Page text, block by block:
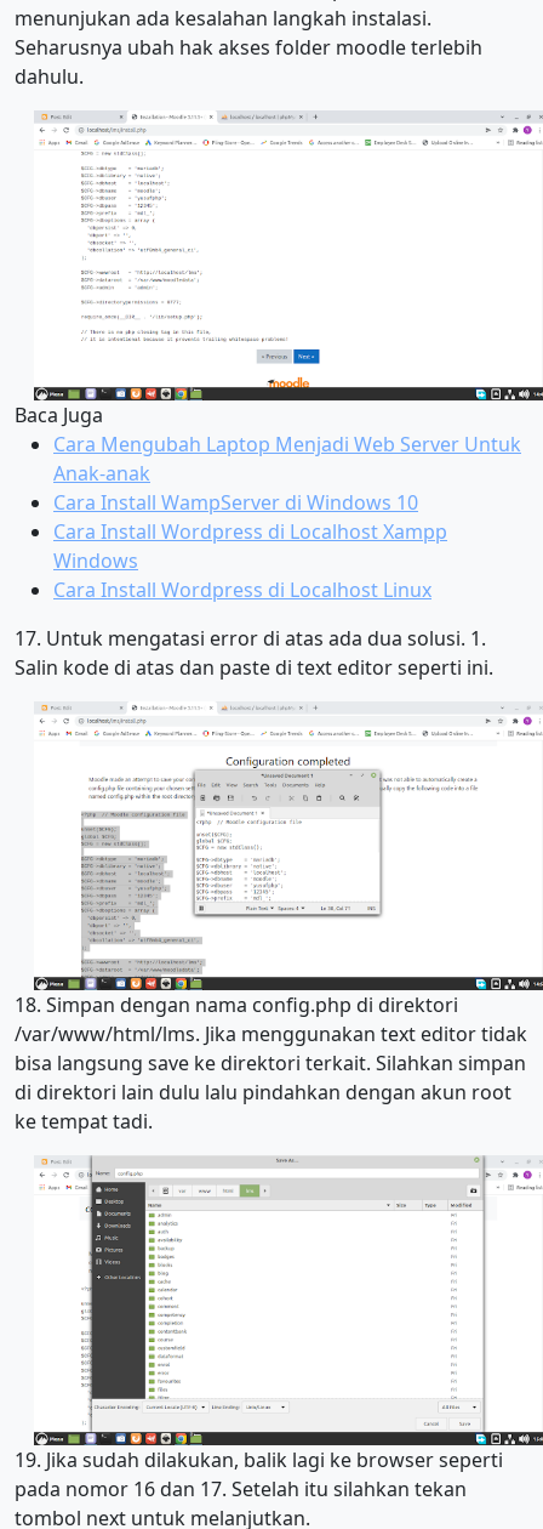
menunjukan ada kesalahan langkah instalasi.
Seharusnya ubah hak akses folder moodle terlebih
dahulu.
Baca Juga
Cara Mengubah Laptop Menjadi Web Server Untuk
Anak-anak
Cara Install WampServer di Windows 10
Cara Install Wordpress di Localhost Xampp
Windows
Cara Install Wordpress di Localhost Linux
17. Untuk mengatasi error di atas ada dua solusi. 1.
Salin kode di atas dan paste di text editor seperti ini.
18. Simpan dengan nama config.php di direktori
/var/www/html/lms. Jika menggunakan text editor tidak
bisa langsung save ke direktori terkait. Silahkan simpan
di direktori lain dulu lalu pindahkan dengan akun root
ke tempat tadi.
19. Jika sudah dilakukan, balik lagi ke browser seperti
pada nomor 16 dan 17. Setelah itu silahkan tekan
tombol next untuk melanjutkan.